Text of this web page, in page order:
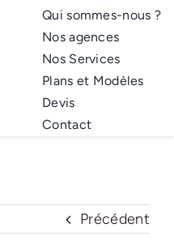
Qui sommes-nous ?
Nos agences
Nos Services
Plans et Modèles
Devis
Contact
Précédent